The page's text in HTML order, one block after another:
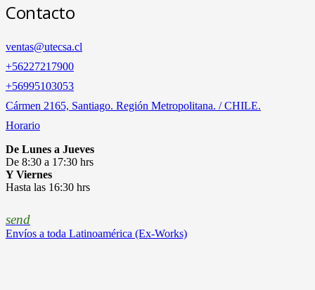
Contacto
ventas@utecsa.cl
+56227217900
‎+56995103053
Cármen 2165, Santiago. Región Metropolitana. / CHILE.
Horario
De Lunes a Jueves
De 8:30 a 17:30 hrs
Y Viernes
Hasta las 16:30 hrs
send
Envíos a toda Latinoamérica (Ex-Works)